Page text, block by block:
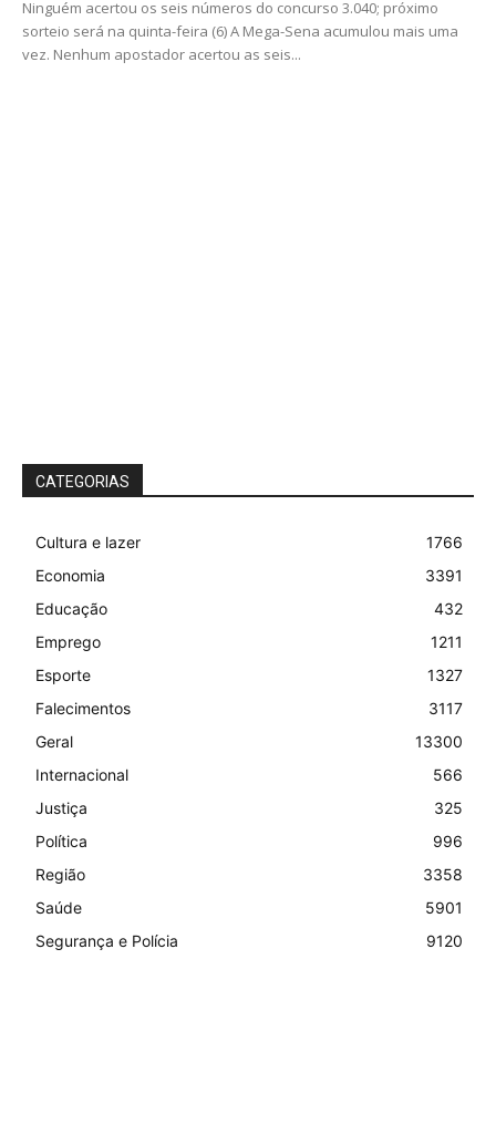
Ninguém acertou os seis números do concurso 3.040; próximo
sorteio será na quinta-feira (6) A Mega-Sena acumulou mais uma
vez. Nenhum apostador acertou as seis...
CATEGORIAS
Cultura e lazer
1766
Economia
3391
Educação
432
Emprego
1211
Esporte
1327
Falecimentos
3117
Geral
13300
Internacional
566
Justiça
325
Política
996
Região
3358
Saúde
5901
Segurança e Polícia
9120